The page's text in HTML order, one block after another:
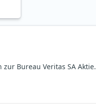
Bureau Veritas SA Aktie.